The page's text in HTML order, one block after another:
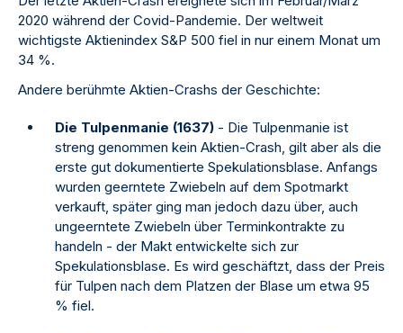
2020 während der Covid-Pandemie. Der weltweit
wichtigste Aktienindex S&P 500 fiel in nur einem Monat um
34 %.
Andere berühmte Aktien-Crashs der Geschichte:
Die Tulpenmanie (1637) - Die Tulpenmanie ist
streng genommen kein Aktien-Crash, gilt aber als die
erste gut dokumentierte Spekulationsblase. Anfangs
wurden geerntete Zwiebeln auf dem Spotmarkt
verkauft, später ging man jedoch dazu über, auch
ungeerntete Zwiebeln über Terminkontrakte zu
handeln - der Makt entwickelte sich zur
Spekulationsblase. Es wird geschäftzt, dass der Preis
für Tulpen nach dem Platzen der Blase um etwa 95
% fiel.